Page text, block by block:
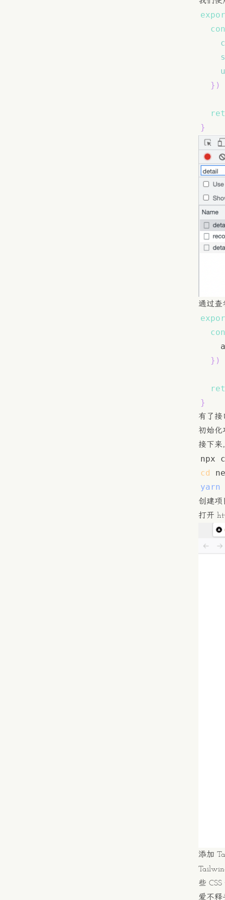
} )
}
通过查
} )
}
有了接
初始化
接下来
npx
cd
yarn
创建
打开
添加
些
爱不释